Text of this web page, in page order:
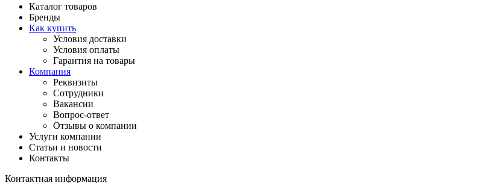
Каталог товаров
Бренды
Как купить
Условия доставки
Условия оплаты
Гарантия на товары
Компания
Реквизиты
Сотрудники
Вакансии
Вопрос-ответ
Отзывы о компании
Услуги компании
Статьи и новости
Контакты
Контактная информация